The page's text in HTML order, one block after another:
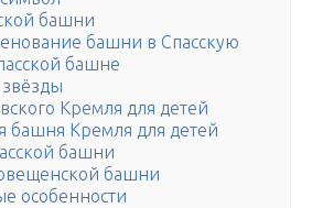
башни
башни в Спасскую
башне
Кремля для детей
башня Кремля для детей
башни
башни
особенности